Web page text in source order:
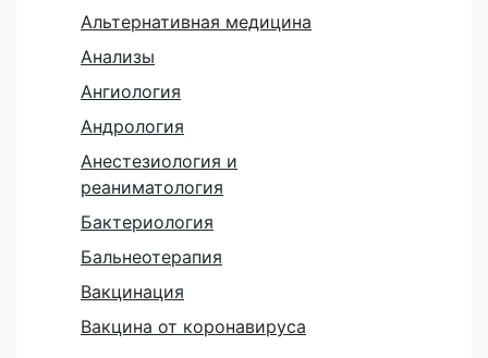
Альтернативная медицина
Анализы
Ангиология
Андрология
Анестезиология и
реаниматология
Бактериология
Бальнеотерапия
Вакцинация
Вакцина от коронавируса